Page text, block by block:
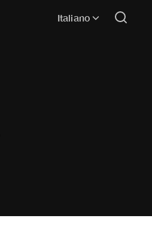
Italiano